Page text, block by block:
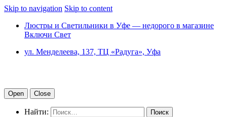
Skip to navigation Skip to content
Люстры и Светильники в Уфе — недорого в магазине
Включи Свет
ул. Менделеева, 137, ТЦ «Радуга», Уфа
Open Close
Найти: